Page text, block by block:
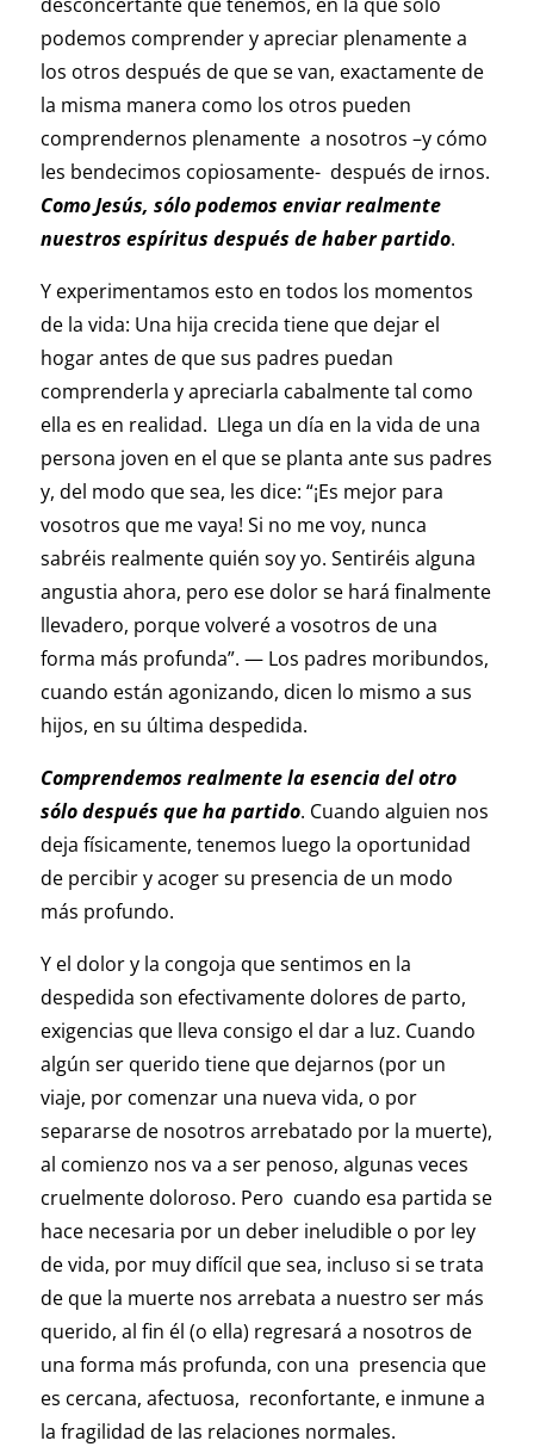
podemos comprender y apreciar plenamente a
los otros después de que se van, exactamente de
la misma manera como los otros pueden
comprendernos plenamente a nosotros –y cómo
les bendecimos copiosamente- después de irnos.
Como Jesús, sólo podemos enviar realmente
nuestros espíritus después de haber partido.
Y experimentamos esto en todos los momentos
de la vida: Una hija crecida tiene que dejar el
hogar antes de que sus padres puedan
comprenderla y apreciarla cabalmente tal como
ella es en realidad. Llega un día en la vida de una
persona joven en el que se planta ante sus padres
y, del modo que sea, les dice: “¡Es mejor para
vosotros que me vaya! Si no me voy, nunca
sabréis realmente quién soy yo. Sentiréis alguna
angustia ahora, pero ese dolor se hará finalmente
llevadero, porque volveré a vosotros de una
forma más profunda”. — Los padres moribundos,
cuando están agonizando, dicen lo mismo a sus
hijos, en su última despedida.
Comprendemos realmente la esencia del otro
sólo después que ha partido. Cuando alguien nos
deja físicamente, tenemos luego la oportunidad
de percibir y acoger su presencia de un modo
más profundo.
Y el dolor y la congoja que sentimos en la
despedida son efectivamente dolores de parto,
exigencias que lleva consigo el dar a luz. Cuando
algún ser querido tiene que dejarnos (por un
viaje, por comenzar una nueva vida, o por
separarse de nosotros arrebatado por la muerte),
al comienzo nos va a ser penoso, algunas veces
cruelmente doloroso. Pero cuando esa partida se
hace necesaria por un deber ineludible o por ley
de vida, por muy difícil que sea, incluso si se trata
de que la muerte nos arrebata a nuestro ser más
querido, al fin él (o ella) regresará a nosotros de
una forma más profunda, con una presencia que
es cercana, afectuosa, reconfortante, e inmune a
la fragilidad de las relaciones normales.